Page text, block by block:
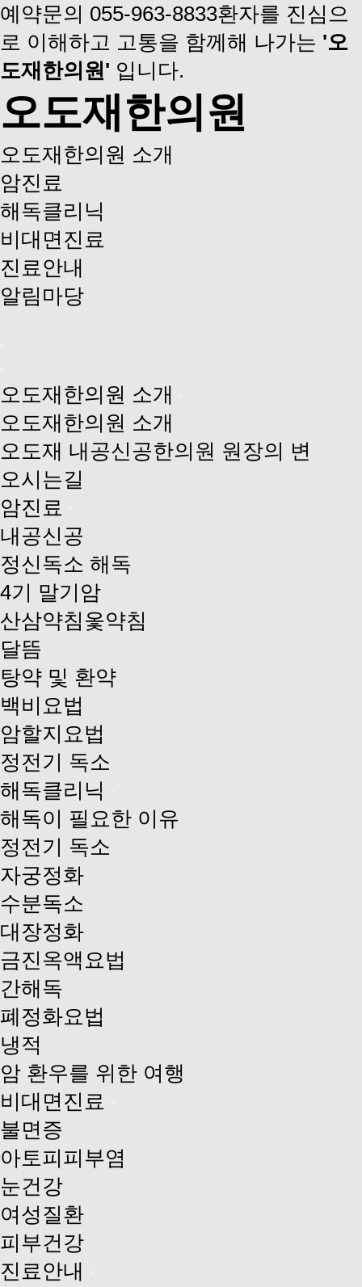
예약문의 055-963-8833환자를 진심으
로 이해하고 고통을 함께해 나가는 '오
도재한의원' 입니다.
오도재한의원
오도재한의원 소개
암진료
해독클리닉
비대면진료
진료안내
알림마당
오도재한의원 소개
오도재한의원 소개
오도재 내공신공한의원 원장의 변
오시는길
암진료
내공신공
정신독소 해독
4기 말기암
산삼약침옻약침
달뜸
탕약 및 환약
백비요법
암할지요법
정전기 독소
해독클리닉
해독이 필요한 이유
정전기 독소
자궁정화
수분독소
대장정화
금진옥액요법
간해독
폐정화요법
냉적
암 환우를 위한 여행
비대면진료
불면증
아토피피부염
눈건강
여성질환
피부건강
진료안내